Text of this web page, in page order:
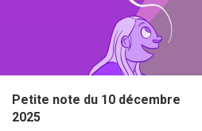
Petite note du 10 décembre
2025